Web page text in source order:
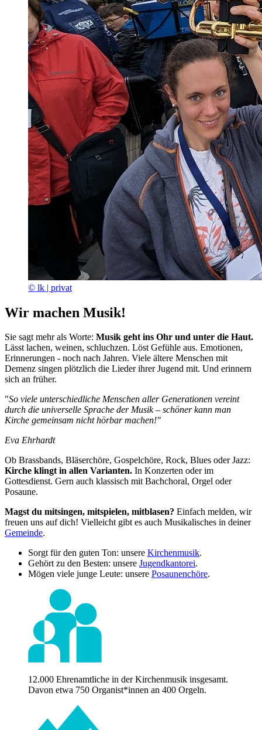
© lk | privat
Wir machen Musik!
Sie sagt mehr als Worte: Musik geht ins Ohr und unter die Haut.
Lässt lachen, weinen, schluchzen. Löst Gefühle aus. Emotionen,
Erinnerungen - noch nach Jahren. Viele ältere Menschen mit
Demenz singen plötzlich die Lieder ihrer Jugend mit. Und erinnern
sich an früher.
"So viele unterschiedliche Menschen aller Generationen vereint
durch die universelle Sprache der Musik – schöner kann man
Kirche gemeinsam nicht hörbar machen!"
Eva Ehrhardt
Ob Brassbands, Bläserchöre, Gospelchöre, Rock, Blues oder Jazz:
Kirche klingt in allen Varianten. In Konzerten oder im
Gottesdienst. Gern auch klassisch mit Bachchoral, Orgel oder
Posaune.
Magst du mitsingen, mitspielen, mitblasen? Einfach melden, wir
freuen uns auf dich! Vielleicht gibt es auch Musikalisches in deiner
Gemeinde.
Sorgt für den guten Ton: unsere Kirchenmusik.
Gehört zu den Besten: unsere Jugendkantorei.
Mögen viele junge Leute: unsere Posaunenchöre.
12.000 Ehrenamtliche in der Kirchenmusik insgesamt.
Davon etwa 750 Organist*innen an 400 Orgeln.